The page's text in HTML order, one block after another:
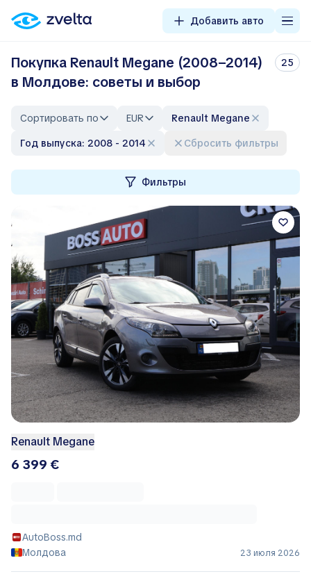
Добавить авто
Покупка Renault Megane (2008–2014)
в Молдове: советы и выбор
25
Сортировать по EUR
Renault Megane
Год выпуска: 2008 - 2014
Сбросить фильтры
Фильтры
Renault Megane
6 399 €
AutoBoss.md
Молдова
23 июля 2026